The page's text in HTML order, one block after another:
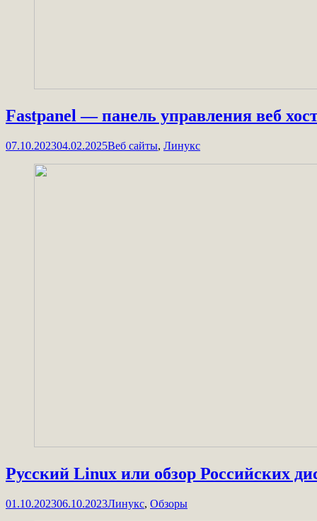
Fastpanel — панель управления веб
07.10.202304.02.2025Веб сайты, Линукс
Русский Linux или обзор Российских
01.10.202306.10.2023Линукс, Обзоры